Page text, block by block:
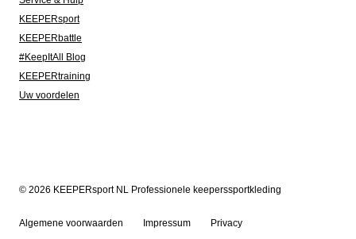
KEEPERsport
KEEPERbattle
#KeepItAll Blog
KEEPERtraining
Uw voordelen
© 2026 KEEPERsport NL Professionele keeperssportkleding
Algemene voorwaarden Impressum Privacy